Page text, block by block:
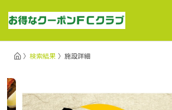
検索結果 施設詳細